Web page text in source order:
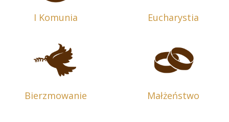
I Komunia Eucharystia
Bierzmowanie Małżeństwo